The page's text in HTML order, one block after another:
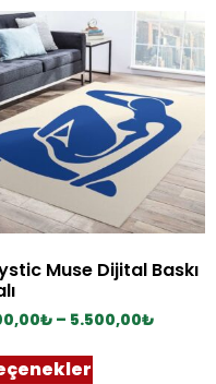
Muse Dijital Baskı
₺ – 5.500,00₺